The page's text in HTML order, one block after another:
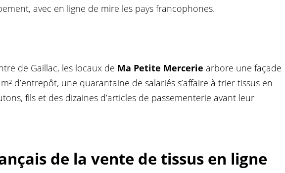
avec en ligne de mire les pays francophones.
de Gaillac, les locaux de Ma Petite Mercerie arbore une façade
d’entrepôt, une quarantaine de salariés s’affaire à trier tissus en
fils et des dizaines d’articles de passementerie avant leur
de la vente de tissus en ligne